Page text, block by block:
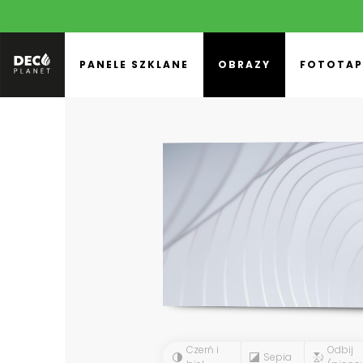
PANELE SZKLANE OBRAZY
Czerń i
Sepia
Odbij